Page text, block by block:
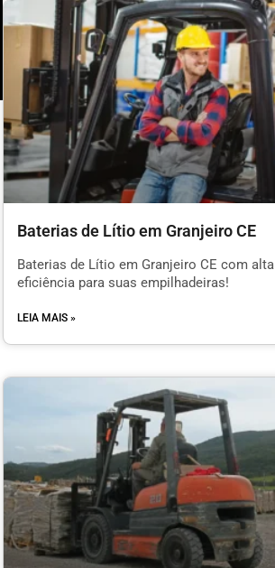
Baterias de Lítio em Granjeiro CE
Baterias de Lítio em Granjeiro CE com alta
eficiência para suas empilhadeiras!
LEIA MAIS »